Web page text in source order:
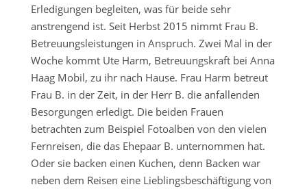
Erledigungen begleiten, was für beide sehr
anstrengend ist. Seit Herbst 2015 nimmt Frau B.
Betreuungsleistungen in Anspruch. Zwei Mal in der
Woche kommt Ute Harm, Betreuungskraft bei Anna
Haag Mobil, zu ihr nach Hause. Frau Harm betreut
Frau B. in der Zeit, in der Herr B. die anfallenden
Besorgungen erledigt. Die beiden Frauen
betrachten zum Beispiel Fotoalben von den vielen
Fernreisen, die das Ehepaar B. unternommen hat.
Oder sie backen einen Kuchen, denn Backen war
neben dem Reisen eine Lieblingsbeschäftigung von